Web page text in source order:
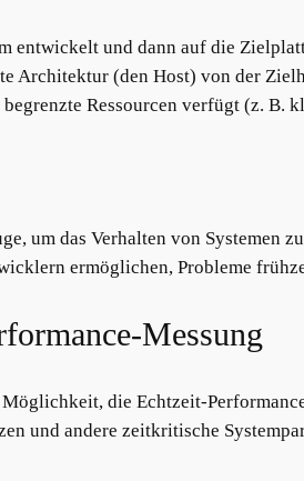
entwickelt und dann auf die
Architektur (den Host) von der
Ressourcen verfügt (z. B.
um das Verhalten von Systemen
ermöglichen, Probleme
Messung
die Echtzeit-
und andere zeitkritische